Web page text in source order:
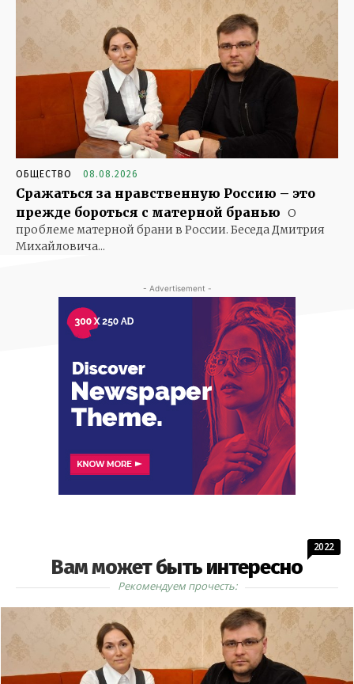
ОБЩЕСТВО 08.08.2026
Сражаться за нравственную Россию – это
прежде бороться с матерной бранью О
проблеме матерной брани в России. Беседа Дмитрия
Михайловича...
- Advertisement -
Вам может быть интересно
2022
Рекомендуем прочесть: